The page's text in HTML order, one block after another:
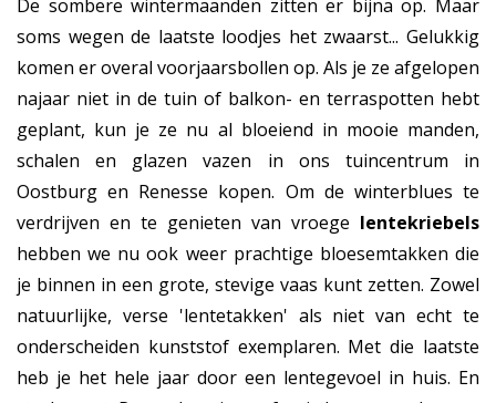
De sombere wintermaanden zitten er bijna op. Maar
soms wegen de laatste loodjes het zwaarst... Gelukkig
komen er overal voorjaarsbollen op. Als je ze afgelopen
najaar niet in de tuin of balkon- en terraspotten hebt
geplant, kun je ze nu al bloeiend in mooie manden,
schalen en glazen vazen in ons tuincentrum in
Oostburg en Renesse kopen. Om de winterblues te
verdrijven en te genieten van vroege lentekriebels
hebben we nu ook weer prachtige bloesemtakken die
je binnen in een grote, stevige vaas kunt zetten. Zowel
natuurlijke, verse 'lentetakken' als niet van echt te
onderscheiden kunststof exemplaren. Met die laatste
heb je het hele jaar door een lentegevoel in huis. En